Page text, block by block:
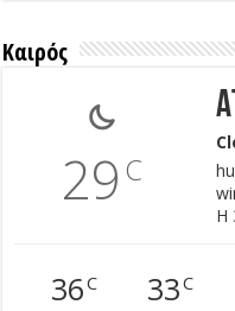
Καιρός
29 C
H
36C 33C